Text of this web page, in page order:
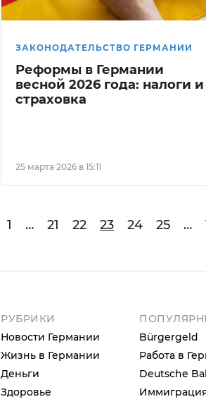
ЗАКОНОДАТЕЛЬСТВО ГЕРМАНИИ
Реформы в Германии
весной 2026 года: налоги и
страховка
25 марта 2026 в 15:11
1 … 21 22 23 24 25 …
РУБРИКИ
Новости Германии
Жизнь в Германии
Деньги
Здоровье
Bürgergeld
Работа в
Deutsche